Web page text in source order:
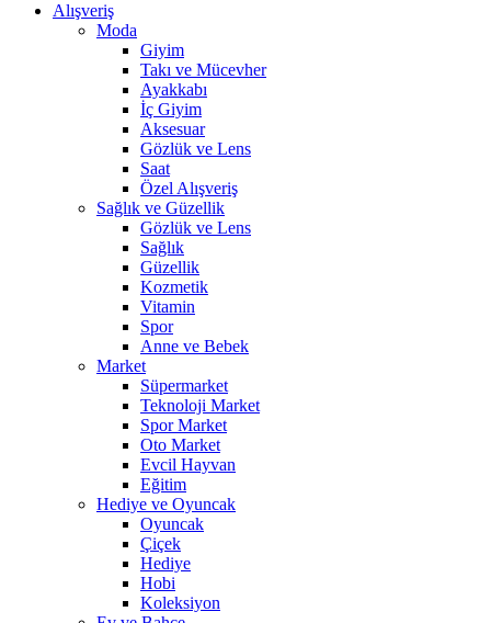
Alışveriş
Moda
Giyim
Takı ve Mücevher
Ayakkabı
İç Giyim
Aksesuar
Gözlük ve Lens
Saat
Özel Alışveriş
Sağlık ve Güzellik
Gözlük ve Lens
Sağlık
Güzellik
Kozmetik
Vitamin
Spor
Anne ve Bebek
Market
Süpermarket
Teknoloji Market
Spor Market
Oto Market
Evcil Hayvan
Eğitim
Hediye ve Oyuncak
Oyuncak
Çiçek
Hediye
Hobi
Koleksiyon